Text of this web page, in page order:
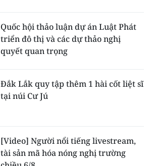
Quốc hội thảo luận dự án Luật Phát
triển đô thị và các dự thảo nghị
quyết quan trọng
Đắk Lắk quy tập thêm 1 hài cốt liệt sĩ
tại núi Cư Jú
[Video] Người nổi tiếng livestream,
tài sản mã hóa nóng nghị trường